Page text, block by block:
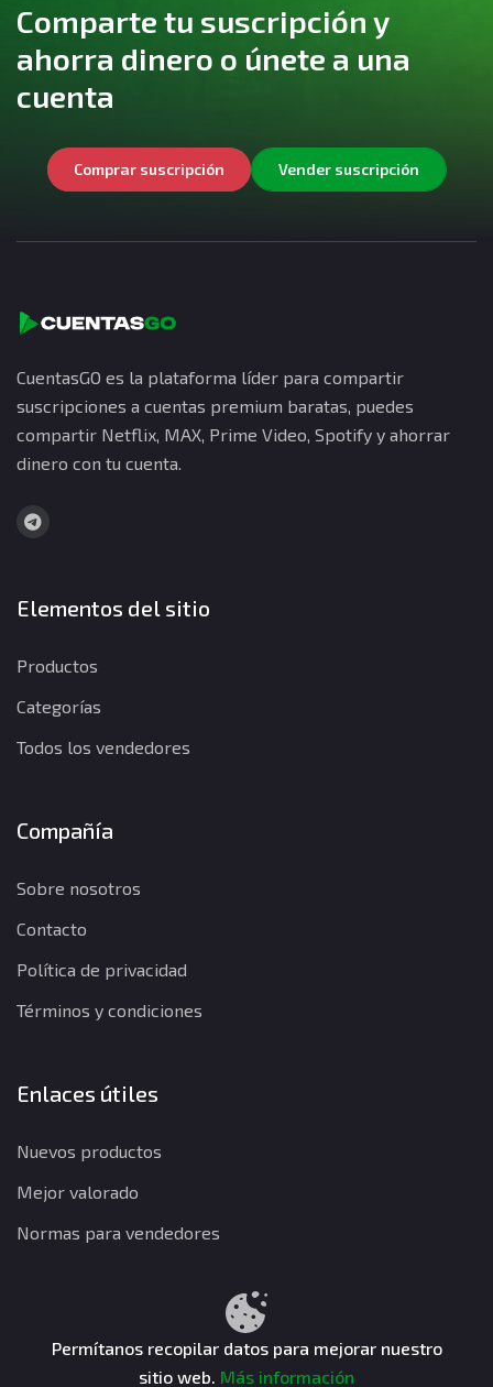
Comparte tu suscripción y
ahorra dinero o únete a una
cuenta
Comprar suscripción Vender suscripción
CuentasGO es la plataforma líder para compartir
suscripciones a cuentas premium baratas, puedes
compartir Netflix, MAX, Prime Video, Spotify y ahorrar
dinero con tu cuenta.
Elementos del sitio
Productos
Categorías
Todos los vendedores
Compañía
Sobre nosotros
Contacto
Política de privacidad
Términos y condiciones
Enlaces útiles
Nuevos productos
Mejor valorado
Normas para vendedores
Términos y condiciones
CuentasGO © 2026. Todos los derechos reservados.
Permítanos recopilar datos para mejorar nuestro
sitio web. Más información